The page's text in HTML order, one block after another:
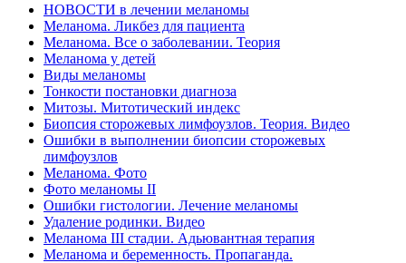
НОВОСТИ в лечении меланомы
Меланома. Ликбез для пациента
Меланома. Все о заболевании. Теория
Меланома у детей
Виды меланомы
Тонкости постановки диагноза
Митозы. Митотический индекс
Биопсия сторожевых лимфоузлов. Теория. Видео
Ошибки в выполнении биопсии сторожевых
лимфоузлов
Меланома. Фото
Фото меланомы II
Ошибки гистологии. Лечение меланомы
Удаление родинки. Видео
Меланома III стадии. Адьювантная терапия
Меланома и беременность. Пропаганда.